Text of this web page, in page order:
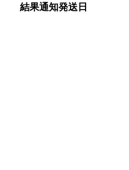
結果通知発送日